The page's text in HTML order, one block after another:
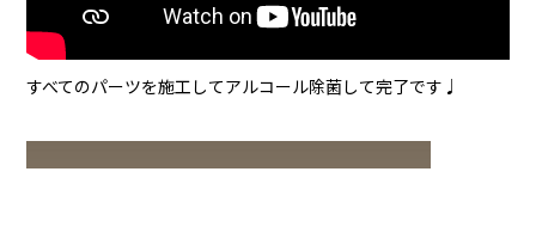
すべてのパーツを施工してアルコール除菌して完了です♩